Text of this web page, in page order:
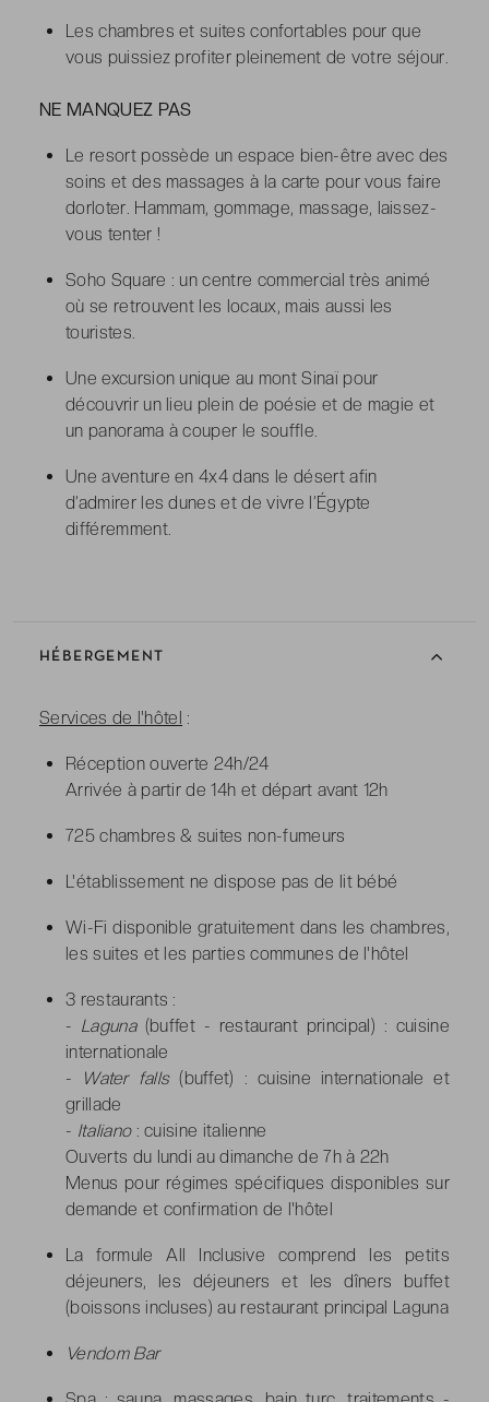
Les chambres et suites confortables pour que
vous puissiez profiter pleinement de votre séjour.
NE MANQUEZ PAS
Le resort possède un espace bien-être avec des
soins et des massages à la carte pour vous faire
dorloter. Hammam, gommage, massage, laissez-
vous tenter !
Soho Square : un centre commercial très animé
où se retrouvent les locaux, mais aussi les
touristes.
Une excursion unique au mont Sinaï pour
découvrir un lieu plein de poésie et de magie et
un panorama à couper le souffle.
Une aventure en 4x4 dans le désert afin
d’admirer les dunes et de vivre l’Égypte
différemment.
HÉBERGEMENT
Services de l'hôtel :
Réception ouverte 24h/24
Arrivée à partir de 14h et départ avant 12h
725 chambres & suites non-fumeurs
L'établissement ne dispose pas de lit bébé
Wi-Fi disponible gratuitement dans les chambres,
les suites et les parties communes de l'hôtel
3 restaurants :
- Laguna(buffet - restaurant principal) : cuisine
internationale
-
Water falls(buffet) : cuisine internationale et
grillade
- Italiano: cuisine italienne
Ouverts du lundi au dimanche de 7h à 22h
Menus pour régimes spécifiques disponibles sur
demande et confirmation de l'hôtel
La formule All Inclusive comprend les petits
déjeuners, les déjeuners et les dîners buffet
(boissons incluses) au restaurant principal Laguna
Vendom Bar